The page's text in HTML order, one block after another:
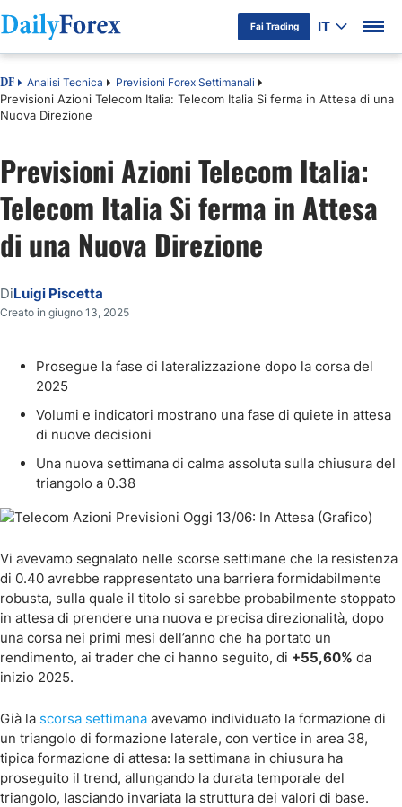
Fai Trading IT
DF Analisi Tecnica Previsioni Forex Settimanali
Previsioni Azioni Telecom Italia: Telecom Italia Si ferma in Attesa di una
Nuova Direzione
Previsioni Azioni Telecom Italia:
Telecom Italia Si ferma in Attesa
di una Nuova Direzione
DiLuigi Piscetta
Creato in giugno 13, 2025
Prosegue la fase di lateralizzazione dopo la corsa del
2025
Volumi e indicatori mostrano una fase di quiete in attesa
di nuove decisioni
Una nuova settimana di calma assoluta sulla chiusura del
triangolo a 0.38
Vi avevamo segnalato nelle scorse settimane che la resistenza
di 0.40 avrebbe rappresentato una barriera formidabilmente
robusta, sulla quale il titolo si sarebbe probabilmente stoppato
in attesa di prendere una nuova e precisa direzionalità, dopo
una corsa nei primi mesi dell’anno che ha portato un
rendimento, ai trader che ci hanno seguito, di +55,60% da
inizio 2025.
Già la scorsa settimana avevamo individuato la formazione di
un triangolo di formazione laterale, con vertice in area 38,
tipica formazione di attesa: la settimana in chiusura ha
proseguito il trend, allungando la durata temporale del
triangolo, lasciando invariata la struttura dei valori di base.